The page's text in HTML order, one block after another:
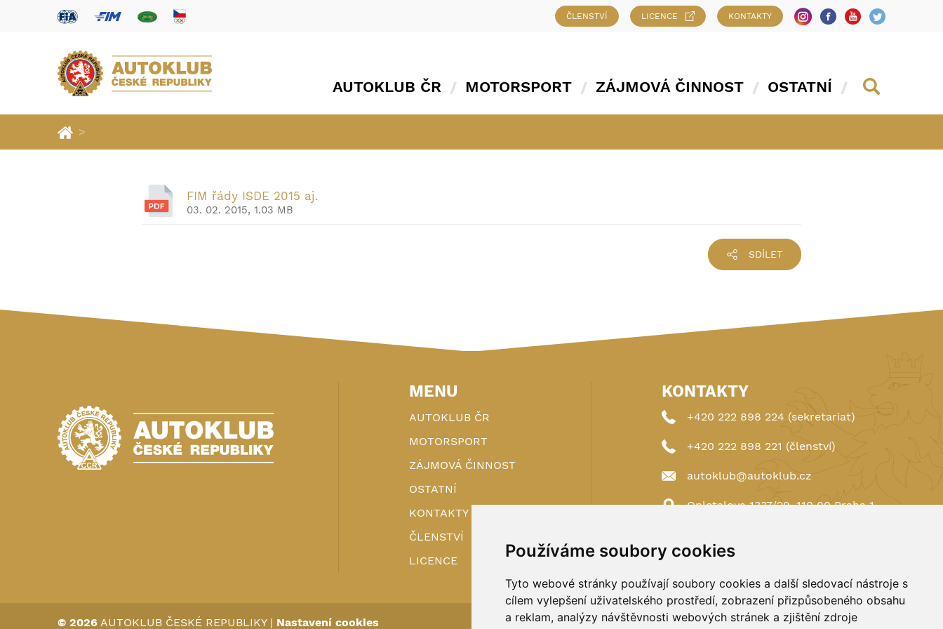
Používáme soubory cookies
Tyto webové stránky používají soubory cookies a další sledovací nástroje s
cílem vylepšení uživatelského prostředí, zobrazení přizpůsobeného obsahu
a reklam, analýzy návštěvnosti webových stránek a zjištění zdroje
ČLENSTVÍ LICENCE KONTAKTY
AUTOKLUB ČR MOTORSPORT ZÁJMOVÁ ČINNOST OSTATNÍ
>
FIM řády ISDE 2015 aj.
03. 02. 2015, 1.03 MB
SDÍLET
MENU
AUTOKLUB ČR
MOTORSPORT
ZÁJMOVÁ ČINNOST
OSTATNÍ
KONTAKTY
ČLENSTVÍ
LICENCE
KONTAKTY
+420 222 898 224 (sekretariat)
+420 222 898 221 (členství)
autoklub@autoklub.cz
Opletalova 1337/29, 110 00 Praha 1
© 2026 AUTOKLUB ČESKÉ REPUBLIKY| Nastavení cookies Spravováno a hostováno uDIGITREE